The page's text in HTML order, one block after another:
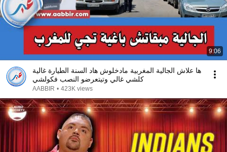
9:06
ها علاش الجالية المغربية مادخلوش هاد السنة الطيارة غالية
كلشي غالي وتيتعرضو النصب فكولشي
AABBIR • 423K views